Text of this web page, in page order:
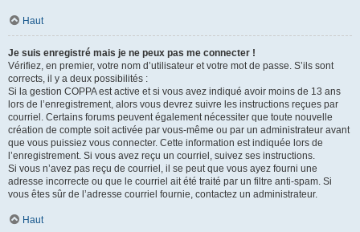
Haut
Je suis enregistré mais je ne peux pas me connecter !
Vérifiez, en premier, votre nom d’utilisateur et votre mot de passe. S’ils sont
corrects, il y a deux possibilités :
Si la gestion COPPA est active et si vous avez indiqué avoir moins de 13 ans
lors de l’enregistrement, alors vous devrez suivre les instructions reçues par
courriel. Certains forums peuvent également nécessiter que toute nouvelle
création de compte soit activée par vous-même ou par un administrateur avant
que vous puissiez vous connecter. Cette information est indiquée lors de
l’enregistrement. Si vous avez reçu un courriel, suivez ses instructions.
Si vous n’avez pas reçu de courriel, il se peut que vous ayez fourni une
adresse incorrecte ou que le courriel ait été traité par un filtre anti-spam. Si
vous êtes sûr de l’adresse courriel fournie, contactez un administrateur.
Haut